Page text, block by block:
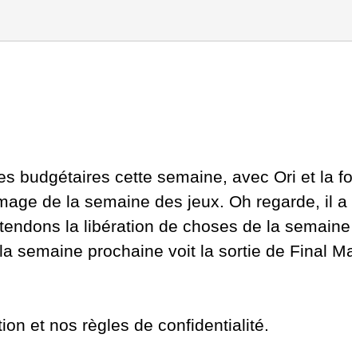
budgétaires cette semaine, avec Ori et la
de la semaine des jeux. Oh regarde, il a
la libération de choses de la
semaine prochaine voit la sortie de Final
et nos règles de confidentialité.